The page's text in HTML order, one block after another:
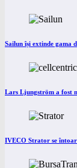
Sailun își extinde gama
Lars Ljungström a fost
IVECO Strator se